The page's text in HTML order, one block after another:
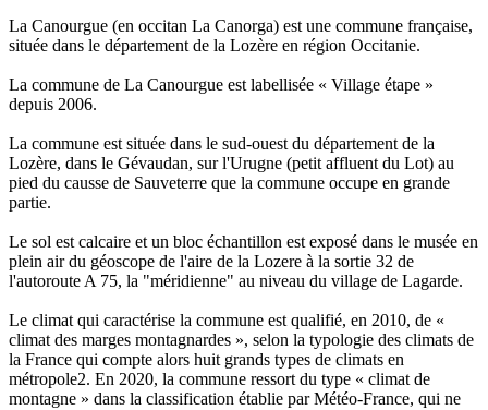
La Canourgue (en occitan La Canorga) est une commune française,
située dans le département de la Lozère en région Occitanie.
La commune de La Canourgue est labellisée « Village étape »
depuis 2006.
La commune est située dans le sud-ouest du département de la
Lozère, dans le Gévaudan, sur l'Urugne (petit affluent du Lot) au
pied du causse de Sauveterre que la commune occupe en grande
partie.
Le sol est calcaire et un bloc échantillon est exposé dans le musée en
plein air du géoscope de l'aire de la Lozere à la sortie 32 de
l'autoroute A 75, la "méridienne" au niveau du village de Lagarde.
Le climat qui caractérise la commune est qualifié, en 2010, de «
climat des marges montagnardes », selon la typologie des climats de
la France qui compte alors huit grands types de climats en
métropole2. En 2020, la commune ressort du type « climat de
montagne » dans la classification établie par Météo-France, qui ne